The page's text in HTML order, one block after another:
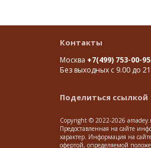
Контакты
Москва +7(499) 753-00-95
Без выходных с 9.00 до
Поделиться ссылкой
Copyright © 2022-2026
Предоставленная на сайте
характер. Информация на
офертой, определяемой